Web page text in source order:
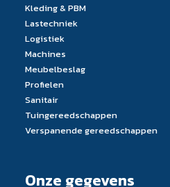
Kleding & PBM
Lastechniek
Logistiek
Machines
Meubelbeslag
Profielen
Sanitair
Tuingereedschappen
Verspanende gereedschappen
Onze gegevens